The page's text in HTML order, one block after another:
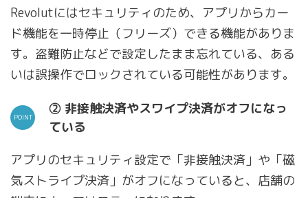
Revolutにはセキュリティのため、アプリからカー
ド機能を一時停止（フリーズ）できる機能がありま
す。盗難防止などで設定したまま忘れている、ある
いは誤操作でロックされている可能性があります。
② 非接触決済やスワイプ決済がオフになっ
ている
アプリのセキュリティ設定で「非接触決済」や「磁
気ストライプ決済」がオフになっていると、店舗の